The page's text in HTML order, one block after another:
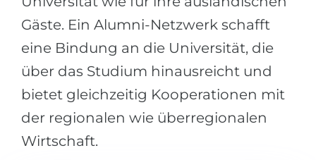
Gäste. Ein Alumni-Netzwerk schafft
eine Bindung an die Universität, die
über das Studium hinausreicht und
bietet gleichzeitig Kooperationen mit
der regionalen wie überregionalen
Wirtschaft.